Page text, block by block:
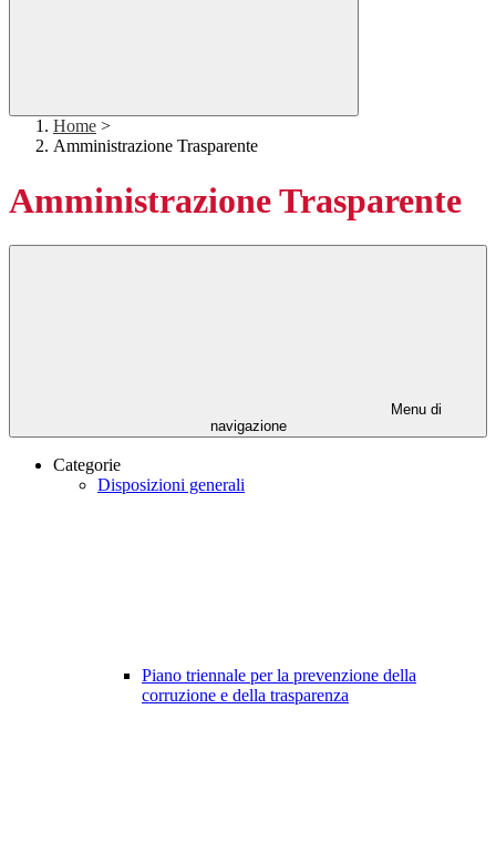
Home >
Amministrazione Trasparente
Amministrazione Trasparente
Menu di
navigazione
Categorie
Disposizioni generali
Piano triennale per la prevenzione della
corruzione e della trasparenza